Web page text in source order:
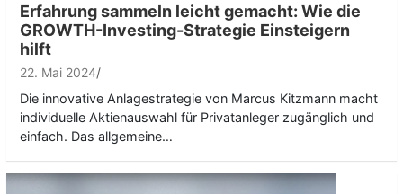
Erfahrung sammeln leicht gemacht: Wie die
GROWTH-Investing-Strategie Einsteigern
hilft
22. Mai 2024
Die innovative Anlagestrategie von Marcus Kitzmann macht
individuelle Aktienauswahl für Privatanleger zugänglich und
einfach. Das allgemeine…